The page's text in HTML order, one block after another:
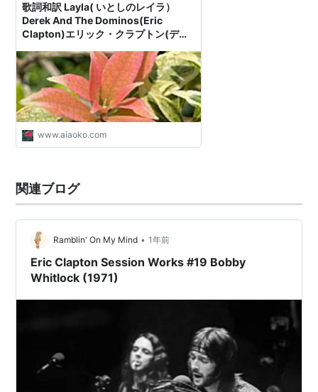
歌詞和訳 Layla( いとしのレイラ）
Derek And The Dominos(Eric
Clapton)エリック・クラプトン(デレ
きで聴く【名曲1970年】ジョージ・ハ
リスンとパティ・ボイド - Arigato 毎
日幸せを感じる「懐かしい曲」と「思
い出」と「終活」
www.aiaoko.com
関連ブログ
Ramblin' On My Mind • 1年前
Eric Clapton Session Works #19 Bobby
Whitlock (1971)